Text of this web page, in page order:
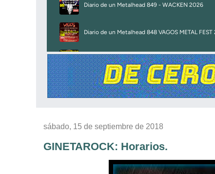
sábado, 15 de septiembre de 2018
GINETAROCK: Horarios.